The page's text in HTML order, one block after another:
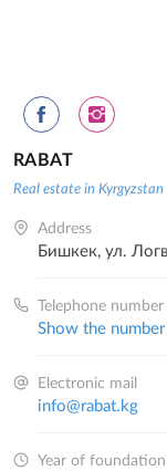
RABAT
Real estate in Kyrgyzstan
Address
Бишкек, ул.
Telephone number
Show the number
Electronic mail
info@rabat.kg
Year of foundation